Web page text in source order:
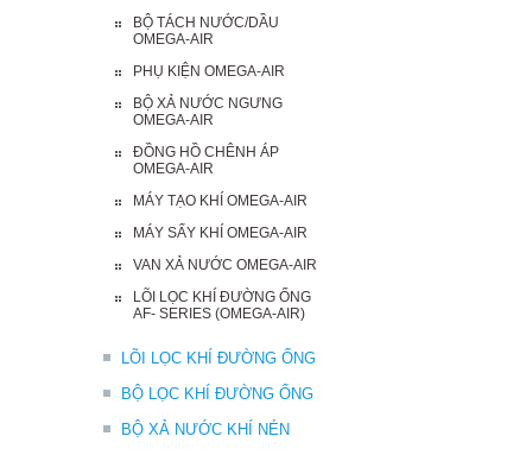
BỘ TÁCH NƯỚC/DẦU
OMEGA-AIR
PHỤ KIỆN OMEGA-AIR
BỘ XẢ NƯỚC NGƯNG
OMEGA-AIR
ĐỒNG HỒ CHÊNH ÁP
OMEGA-AIR
MÁY TẠO KHÍ OMEGA-AIR
MÁY SẤY KHÍ OMEGA-AIR
VAN XẢ NƯỚC OMEGA-AIR
LÕI LỌC KHÍ ĐƯỜNG ỐNG
AF- SERIES (OMEGA-AIR)
LÕI LỌC KHÍ ĐƯỜNG ỐNG
BỘ LỌC KHÍ ĐƯỜNG ỐNG
BỘ XẢ NƯỚC KHÍ NÉN